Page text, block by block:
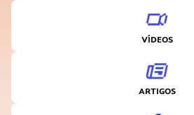
VÍDEOS
ARTIGOS